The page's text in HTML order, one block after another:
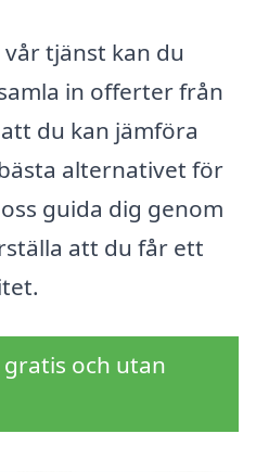
tjänst kan du
in offerter från
du kan jämföra
alternativet för
guida dig genom
att du får ett
och utan